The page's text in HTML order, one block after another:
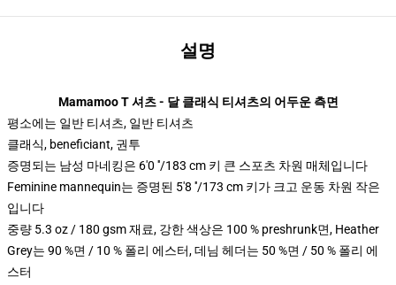
설명
Mamamoo T 셔츠 - 달 클래식 티셔츠의 어두운 측면
평소에는 일반 티셔츠, 일반 티셔츠
클래식, beneficiant, 권투
증명되는 남성 마네킹은 6'0 ′′/183 cm 키 큰 스포츠 차원 매체입니다
Feminine mannequin는 증명된 5'8 ′′/173 cm 키가 크고 운동 차원 작은
입니다
중량 5.3 oz / 180 gsm 재료, 강한 색상은 100 % preshrunk면, Heather
Grey는 90 %면 / 10 % 폴리 에스터, 데님 헤더는 50 %면 / 50 % 폴리 에
스터